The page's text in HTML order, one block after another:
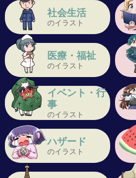
社会生活
のイラスト
医療・福祉
のイラスト
イベント・行
事
のイラスト
ハザード
のイラスト